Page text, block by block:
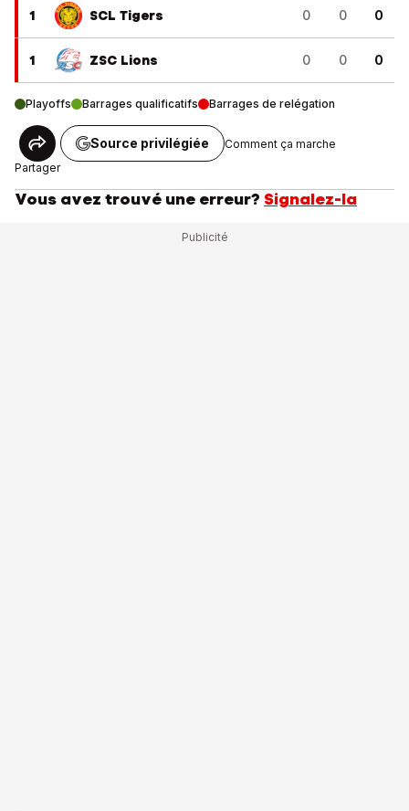
1 SCL Tigers 0 0 0
1 ZSC Lions 0 0 0
Playoffs Barrages qualificatifs Barrages de relégation
Partager
Source privilégiée Comment ça marche
Vous avez trouvé une erreur? Signalez-la